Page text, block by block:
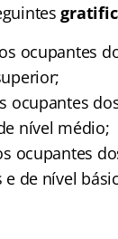
ocupantes
ocupantes
nível médio;
ocupantes
de nível